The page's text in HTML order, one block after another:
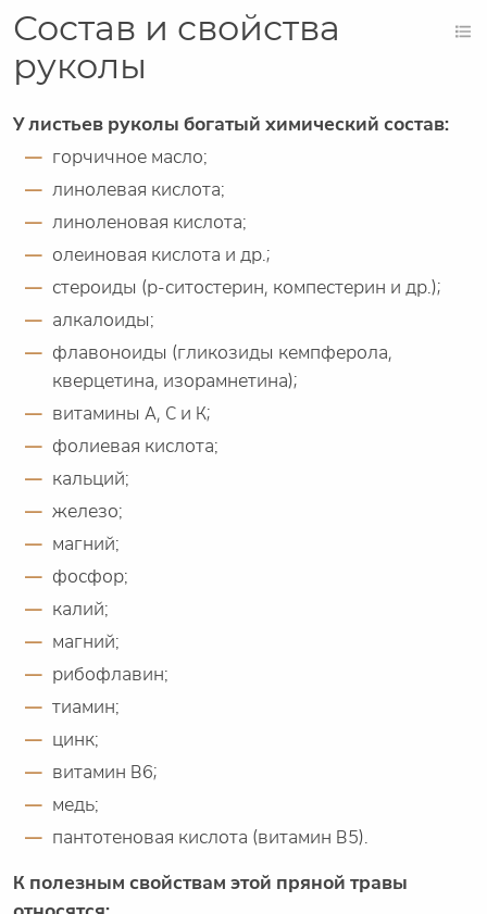
Состав и свойства
руколы
У листьев руколы богатый химический состав:
горчичное масло;
линолевая кислота;
линоленовая кислота;
олеиновая кислота и др.;
стероиды (р-ситостерин, компестерин и др.);
алкалоиды;
флавоноиды (гликозиды кемпферола,
кверцетина, изорамнетина);
витамины А, С и К;
фолиевая кислота;
кальций;
железо;
магний;
фосфор;
калий;
магний;
рибофлавин;
тиамин;
цинк;
витамин B6;
медь;
пантотеновая кислота (витамин B5).
К полезным свойствам этой пряной травы